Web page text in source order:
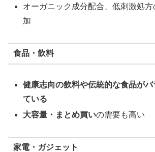
オーガニック成分配合、低刺激処
加
食品・飲料
健康志向の飲料や伝統的な食品が
ている
大容量・まとめ買いの需要も高い
家電・ガジェット